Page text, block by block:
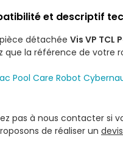
et descriptif
détachée Vis VP TCL
que la référence de votre
Pool Care Robot
pas à nous contacter si
de réaliser un